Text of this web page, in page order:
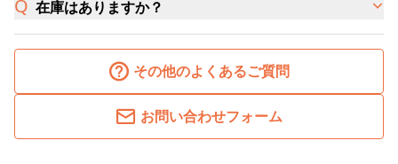
在庫はありますか？
その他のよくあるご質問
お問い合わせフォーム